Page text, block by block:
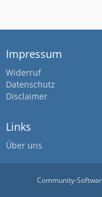
Impressum
Widerruf
Datenschutz
Disclaimer
Links
Über uns
Community-